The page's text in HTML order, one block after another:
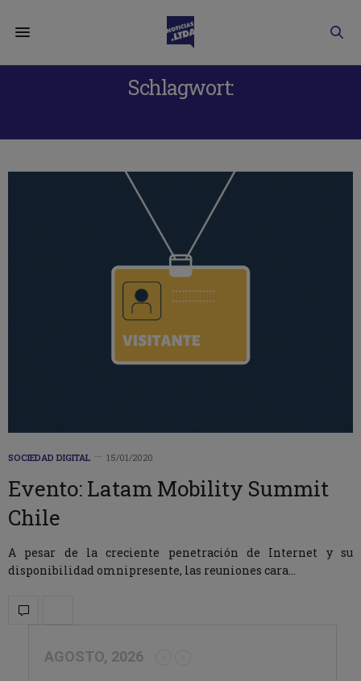
Schlagwort:
SOCIEDAD DIGITAL 15/01/2020
Evento: Latam Mobility Summit
Chile
A pesar de la creciente penetración de Internet y su
disponibilidad omnipresente, las reuniones cara…
AGOSTO, 2026